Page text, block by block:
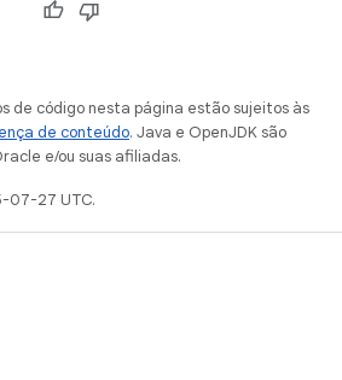
de código nesta página estão sujeitos às
de conteúdo. Java e OpenJDK são
e/ou suas afiliadas.
07-27 UTC.